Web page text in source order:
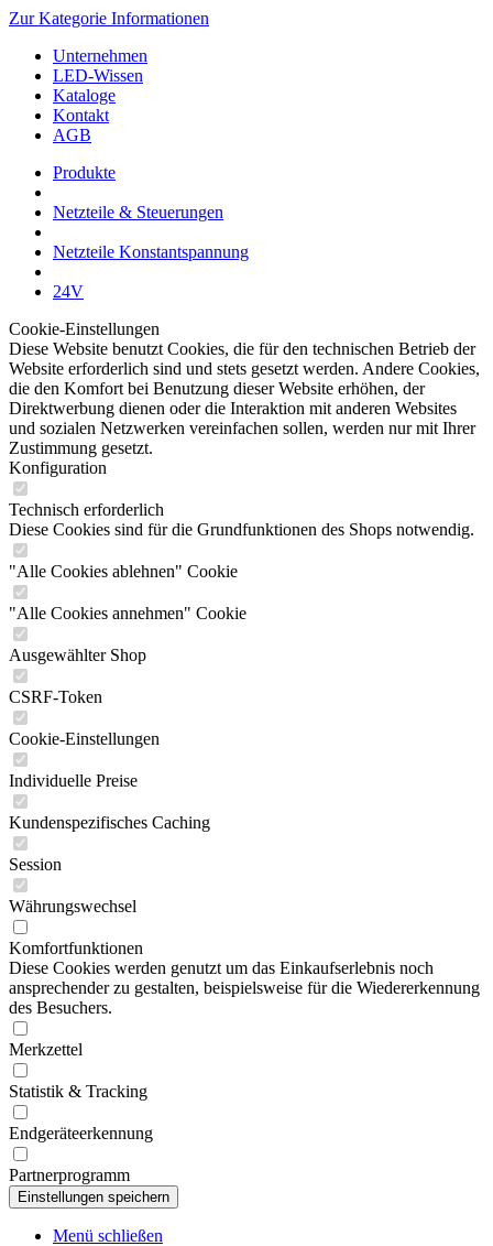
Zur Kategorie Informationen
Unternehmen
LED-Wissen
Kataloge
Kontakt
AGB
Produkte
Netzteile & Steuerungen
Netzteile Konstantspannung
24V
Cookie-Einstellungen
Diese Website benutzt Cookies, die für den technischen Betrieb der
Website erforderlich sind und stets gesetzt werden. Andere Cookies,
die den Komfort bei Benutzung dieser Website erhöhen, der
Direktwerbung dienen oder die Interaktion mit anderen Websites
und sozialen Netzwerken vereinfachen sollen, werden nur mit Ihrer
Zustimmung gesetzt.
Konfiguration
Technisch erforderlich
Diese Cookies sind für die Grundfunktionen des Shops notwendig.
"Alle Cookies ablehnen" Cookie
"Alle Cookies annehmen" Cookie
Ausgewählter Shop
CSRF-Token
Cookie-Einstellungen
Individuelle Preise
Kundenspezifisches Caching
Session
Währungswechsel
Komfortfunktionen
Diese Cookies werden genutzt um das Einkaufserlebnis noch
ansprechender zu gestalten, beispielsweise für die Wiedererkennung
des Besuchers.
Merkzettel
Statistik & Tracking
Endgeräteerkennung
Partnerprogramm
Menü schließen